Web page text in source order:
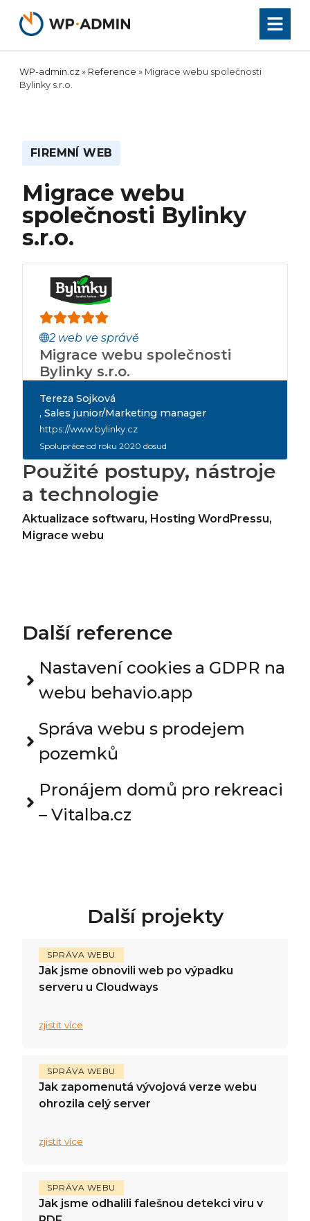
obsah
WP-admin.cz » Reference » Migrace webu společnosti
Bylinky s.r.o.
FIREMNÍ WEB
Migrace webu
společnosti Bylinky
s.r.o.
2 web ve správě
Migrace webu společnosti
Bylinky s.r.o.
Tereza Sojková
, Sales junior/Marketing manager
https://www.bylinky.cz
Spolupráce od roku 2020 dosud
Použité postupy, nástroje
a technologie
Aktualizace softwaru, Hosting WordPressu,
Migrace webu
Další reference
Nastavení cookies a GDPR na
webu behavio.app
Správa webu s prodejem
pozemků
Pronájem domů pro rekreaci
– Vitalba.cz
Další projekty
SPRÁVA WEBU
Jak jsme obnovili web po výpadku
serveru u Cloudways
zjistit více
SPRÁVA WEBU
Jak zapomenutá vývojová verze webu
ohrozila celý server
zjistit více
SPRÁVA WEBU
Jak jsme odhalili falešnou detekci viru v